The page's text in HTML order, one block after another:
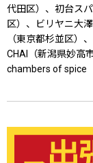
代田区）、初台ス
区）、ビリヤニ大
（東京都杉並区）
CHAI（新潟県妙高
chambers of spice